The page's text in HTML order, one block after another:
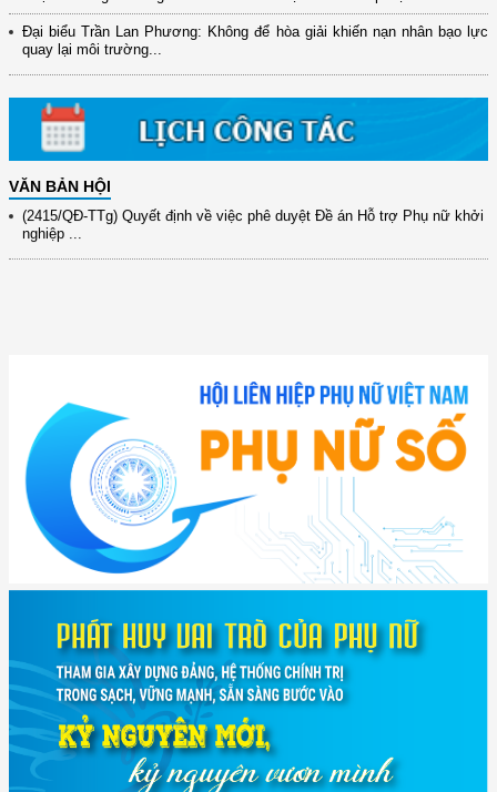
Đại biểu Trần Lan Phương: Không để hòa giải khiến nạn nhân bạo lực
quay lại môi trường...
VĂN BẢN HỘI
(898/KH/ĐCT) Kế hoạch thực hiện Quyết định số 2415/QĐ-TTg ngày
31/10/2025 ...
(417/QĐ-BNNMT) Quyết định phê duyệt Chương trình mục tiêu quốc gia
xây dựng ...
(891/KH-ĐCT) Kế hoạch thực hiện Nghị quyết số 72-NQ/TW ngày
9/9/2025 của Bộ ...
(2415/QĐ-TTg) Quyết định về việc phê duyệt Đề án Hỗ trợ Phụ nữ khởi
nghiệp ...